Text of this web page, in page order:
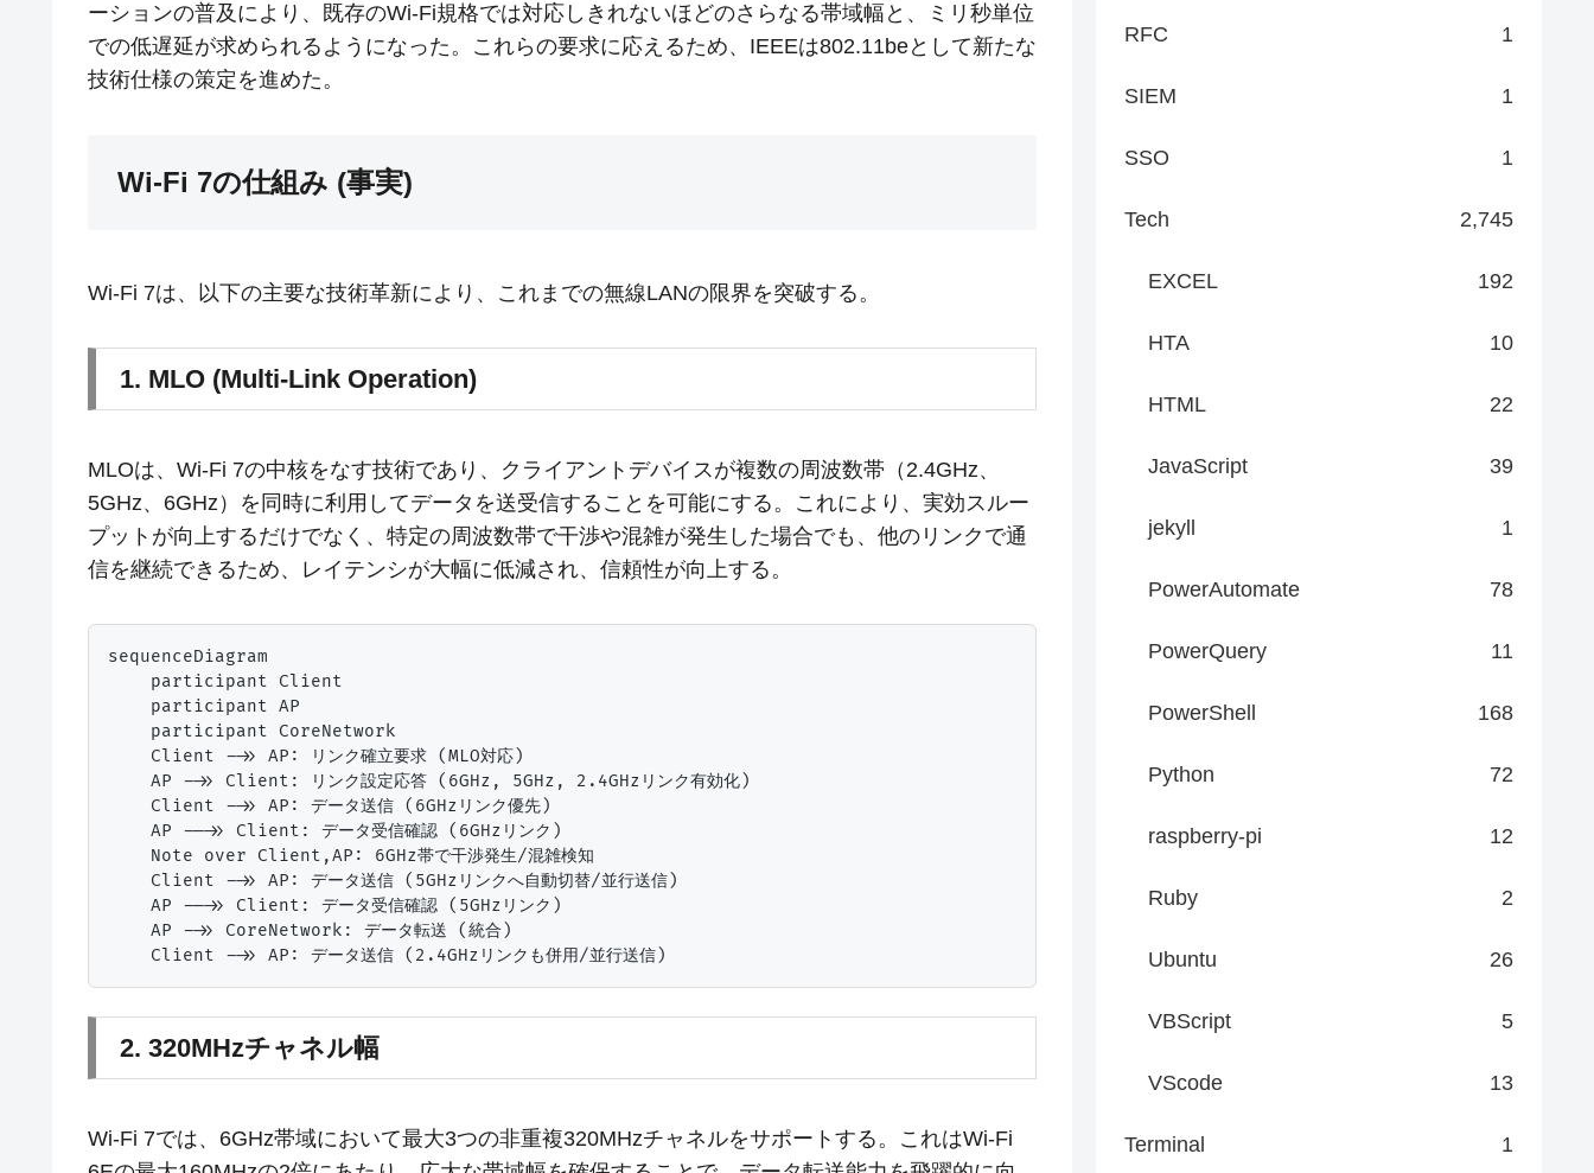
ーションの普及により、既存のWi-Fi規格では対応しきれないほどのさらなる帯域幅と、ミリ秒単位
での低遅延が求められるようになった。これらの要求に応えるため、IEEEは802.11beとして新たな
技術仕様の策定を進めた。
Wi-Fi 7の仕組み (事実)
Wi-Fi 7は、以下の主要な技術革新により、これまでの無線LANの限界を突破する。
1. MLO (Multi-Link Operation)
MLOは、Wi-Fi 7の中核をなす技術であり、クライアントデバイスが複数の周波数帯（2.4GHz、
5GHz、6GHz）を同時に利用してデータを送受信することを可能にする。これにより、実効スルー
プットが向上するだけでなく、特定の周波数帯で干渉や混雑が発生した場合でも、他のリンクで通
信を継続できるため、レイテンシが大幅に低減され、信頼性が向上する。
sequenceDiagram
    participant Client
    participant AP
    participant CoreNetwork
    Client ->> AP: リンク確立要求 (MLO対応)
    AP ->> Client: リンク設定応答 (6GHz, 5GHz, 2.4GHzリンク有効化)
    Client ->> AP: データ送信 (6GHzリンク優先)
    AP -->> Client: データ受信確認 (6GHzリンク)
    Note over Client,AP: 6GHz帯で干渉発生/混雑検知
    Client ->> AP: データ送信 (5GHzリンクへ自動切替/並行送信)
    AP -->> Client: データ受信確認 (5GHzリンク)
    AP ->> CoreNetwork: データ転送 (統合)
2. 320MHzチャネル幅
Wi-Fi 7では、6GHz帯域において最大3つの非重複320MHzチャネルをサポートする。これはWi-Fi
RFC 1
SIEM 1
SSO 1
Tech 2,745
EXCEL 192
HTA 10
HTML 22
JavaScript 39
jekyll 1
PowerAutomate 78
PowerQuery 11
PowerShell 168
Python 72
raspberry-pi 12
Ruby 2
Ubuntu 26
VBScript 5
VScode 13
Terminal 1